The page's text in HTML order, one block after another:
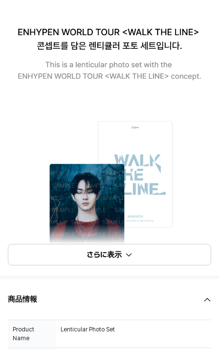
さらに表示
商品情報
Product
Name
Lenticular Photo Set